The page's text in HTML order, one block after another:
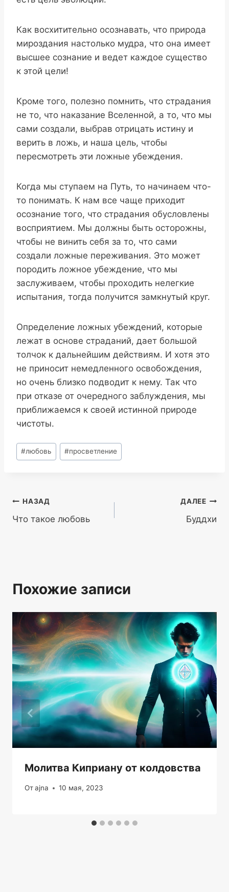
Как восхитительно осознавать, что природа
мироздания настолько мудра, что она имеет
высшее сознание и ведет каждое существо
к этой цели!
Кроме того, полезно помнить, что страдания
не то, что наказание Вселенной, а то, что мы
сами создали, выбрав отрицать истину и
верить в ложь, и наша цель, чтобы
пересмотреть эти ложные убеждения.
Когда мы ступаем на Путь, то начинаем что-
то понимать. К нам все чаще приходит
осознание того, что страдания обусловлены
восприятием. Мы должны быть осторожны,
чтобы не винить себя за то, что сами
создали ложные переживания. Это может
породить ложное убеждение, что мы
заслуживаем, чтобы проходить нелегкие
испытания, тогда получится замкнутый круг.
Определение ложных убеждений, которые
лежат в основе страданий, дает большой
толчок к дальнейшим действиям. И хотя это
не приносит немедленного освобождения,
но очень близко подводит к нему. Так что
при отказе от очередного заблуждения, мы
приближаемся к своей истинной природе
чистоты.
Метки
записи:
#любовь #просветление
Навигация
по
НАЗАД
Что такое любовь
ДАЛЕЕ
Буддхи
Похожие записи
Молитва Киприану от колдовства
Отajna 10 мая, 2023